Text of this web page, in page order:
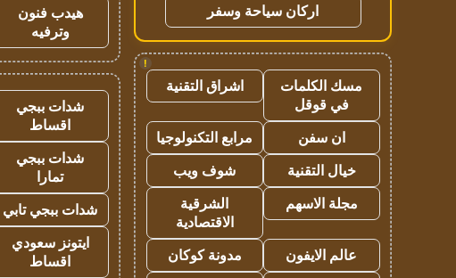
اركان سياحة وسفر
!
مسك الكلمات
في قوقل
اشراق التقنية
ان سفن
مرابع التكنولوجيا
خيال التقنية
شوف ويب
مجلة الاسهم
الشرقية
الاقتصادية
عالم الايفون
مدونة كوكان
هيدب فنون
وترفيه
شدات ببجي
اقساط
شدات ببجي
تمارا
شدات ببجي تابي
ايتونز سعودي
اقساط